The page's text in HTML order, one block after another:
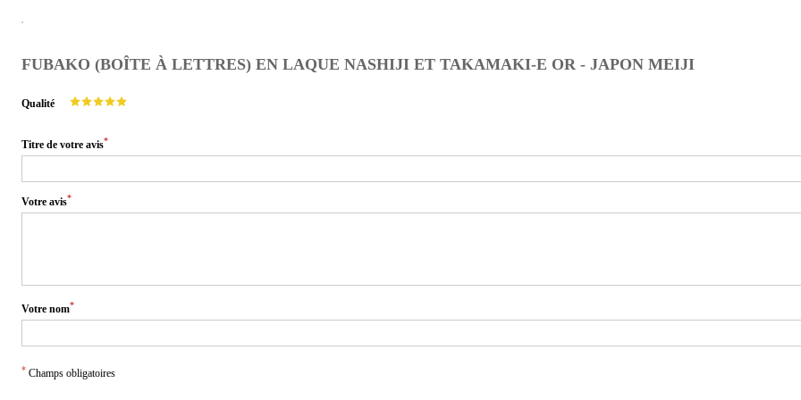
FUBAKO (BOÎTE À LETTRES) EN LAQUE NASHIJI ET TAKAMAKI-E OR - JAPON MEIJI
Qualité
Titre de votre avis*
Votre avis*
Votre nom*
* Champs obligatoires